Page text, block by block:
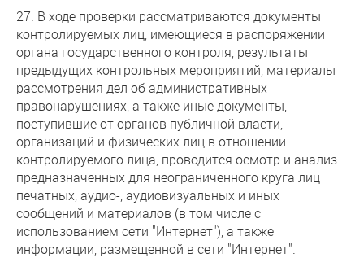
27. В ходе проверки рассматриваются документы
контролируемых лиц, имеющиеся в распоряжении
органа государственного контроля, результаты
предыдущих контрольных мероприятий, материалы
рассмотрения дел об административных
правонарушениях, а также иные документы,
поступившие от органов публичной власти,
организаций и физических лиц в отношении
контролируемого лица, проводится осмотр и анализ
предназначенных для неограниченного круга лиц
печатных, аудио-, аудиовизуальных и иных
сообщений и материалов (в том числе с
использованием сети "Интернет"), а также
информации, размещенной в сети "Интернет".